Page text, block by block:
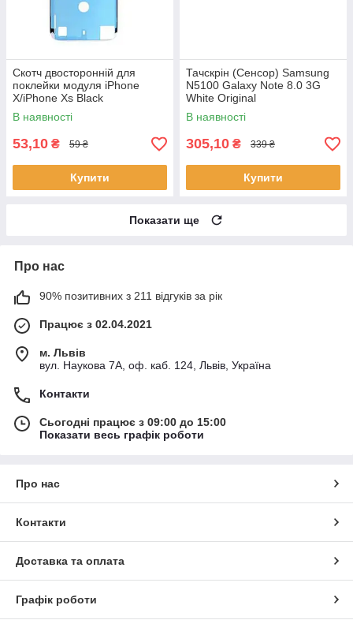
Скотч двосторонній для
поклейки модуля iPhone
X/iPhone Xs Black
В наявності
53,10 ₴ 59 ₴
Купити
Тачскрін (Сенсор) Samsung
N5100 Galaxy Note 8.0 3G
White Original
В наявності
305,10 ₴ 339 ₴
Купити
Показати ще
Про нас
90% позитивних з 211 відгуків за рік
Працює з 02.04.2021
м. Львів
вул. Наукова 7А, оф. каб. 124, Львів, Україна
Контакти
Сьогодні працює з 09:00 до 15:00
Показати весь графік роботи
Про нас
Контакти
Доставка та оплата
Графік роботи